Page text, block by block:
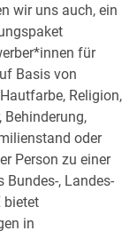
wir uns auch, ein
für
Basis von
Religion,
Behinderung,
oder
Person zu einer
Bundes-, Landes-
bietet
in